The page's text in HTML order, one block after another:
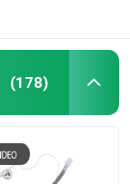
(178)